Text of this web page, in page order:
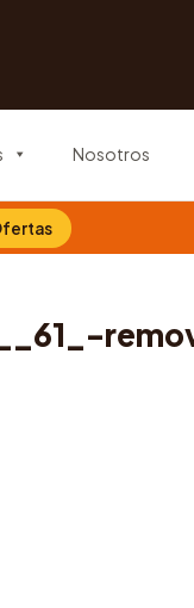
Nosotros